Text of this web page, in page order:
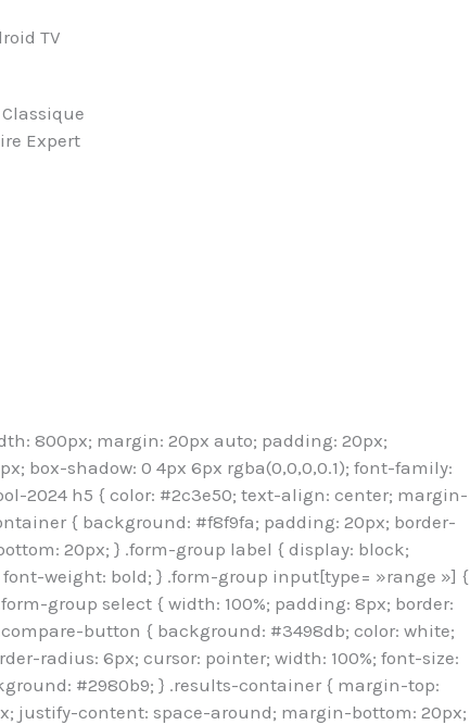
TV
Expert
800px; margin: 20px auto; padding: 20px;
box-shadow: 0 4px 6px rgba(0,0,0,0.1); font-family:
2024 h5 { color: #2c3e50; text-align: center; margin-
{ background: #f8f9fa; padding: 20px; border-
20px; } .form-group label { display: block;
weight: bold; } .form-group input[type= »range »] {
group select { width: 100%; padding: 8px; border:
button { background: #3498db; color: white;
radius: 6px; cursor: pointer; width: 100%; font-size:
#2980b9; } .results-container { margin-top:
justify-content: space-around; margin-bottom: 20px;